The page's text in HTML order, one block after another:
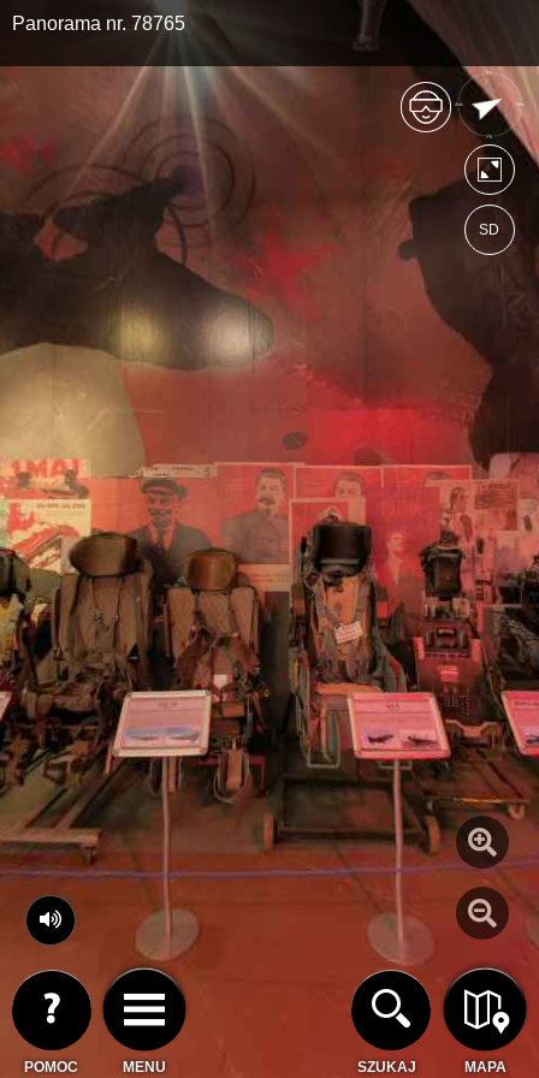
https://natomuzeumlotnictwa.wkraj.pl
Mapa serwisu
Panorama nr. 78765
MENU MAPA
POMOC
SD
SZUKAJ